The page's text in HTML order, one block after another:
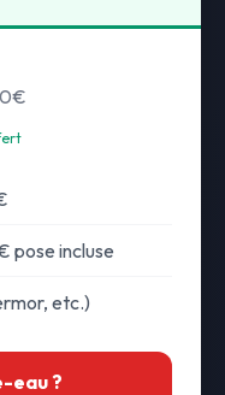
pose incluse
etc.)
eau ?